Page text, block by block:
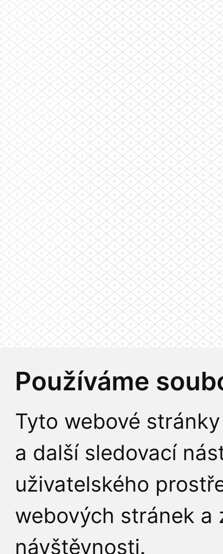
Používáme
Tyto webové
a další sledovací
uživatelského
webových stránek a
návštěvnosti.